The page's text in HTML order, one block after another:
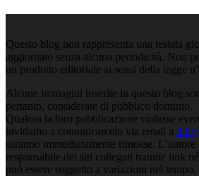
Questo blog non rappresenta una testata
aggiornato senza alcuna periodicità. Non
un prodotto editoriale ai sensi della legge
Alcune immagini inserite in questo blog
pertanto, considerate di pubblico dominio.
Qualora la loro pubblicazione violasse
invitiamo a comunicarcelo via email a
saranno immediatamente rimosse.
responsabile dei siti collegati tramite link
può essere soggetto a variazioni nel tempo.